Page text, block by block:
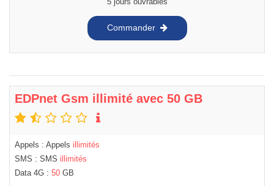
Commander
EDPnet Gsm illimité avec 50 GB
Appels : Appels illimités
SMS : SMS illimités
Data 4G : 50 GB